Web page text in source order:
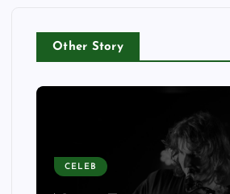
Other Story
CELEB